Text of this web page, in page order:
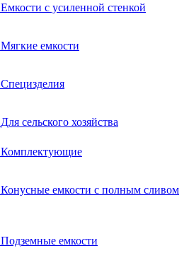
Емкости с усиленной стенкой
Мягкие емкости
Специзделия
Для сельского хозяйства
Комплектующие
Конусные емкости с полным сливом
Подземные емкости